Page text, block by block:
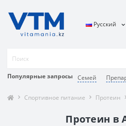
Популярные запросы Семей
Русский
Спортивное питание Протеин
Протеин в